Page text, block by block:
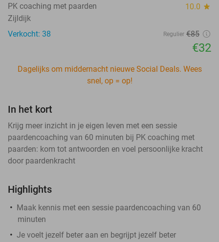
PK coaching met paarden 10.0 star
Zijldijk
Verkocht: 38
Regulier €85
€32
Dagelijks om middernacht nieuwe Social Deals. Wees
snel, op = op!
In het kort
Krijg meer inzicht in je eigen leven met een sessie
paardencoaching van 60 minuten bij PK coaching met
paarden: kom tot antwoorden en voel persoonlijke kracht
door paardenkracht
Highlights
Maak kennis met een sessie paardencoaching van 60
minuten
Je voelt jezelf beter aan en begrijpt jezelf beter